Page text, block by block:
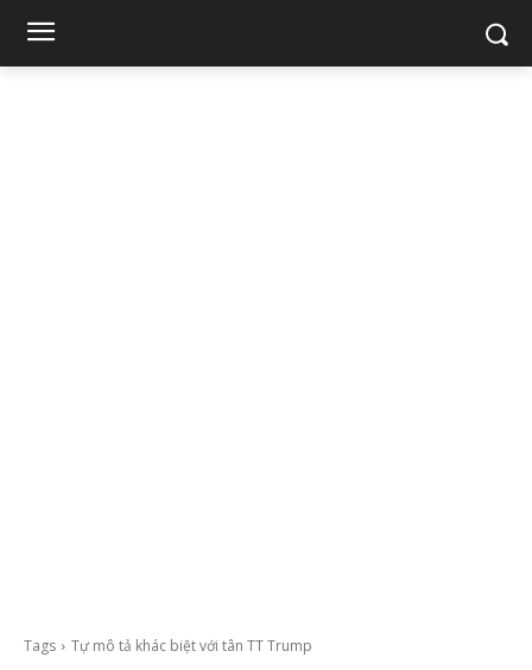
Tags Tự mô tả khác biệt với tân TT Trump